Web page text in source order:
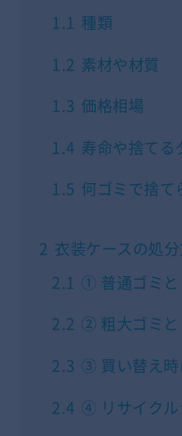
1.1 種類
1.2 素材や材質
1.3 価格相場
1.4 寿命や捨てる
1.5 何ゴミで捨て
2 衣装ケースの処
2.1 ① 普通ゴミと
2.2 ② 粗大ゴミと
2.3 ③ 買い替え時
2.4 ④ リサイクル